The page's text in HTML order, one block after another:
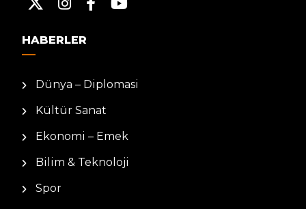
HABERLER
Dünya – Diplomasi
Kültür Sanat
Ekonomi – Emek
Bilim & Teknoloji
Spor